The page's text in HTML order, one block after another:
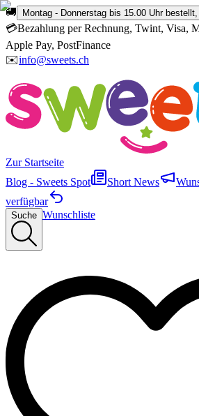
🚚 Montag - Donnerstag bis 15.00 Uhr
💳Bezahlung per Rechnung, Twint, Visa,
Apple Pay, PostFinance
✉️info@sweets.ch
Zur Startseite
Blog - Sweets Spot
Short News
verfügbar
Suche Wunschliste